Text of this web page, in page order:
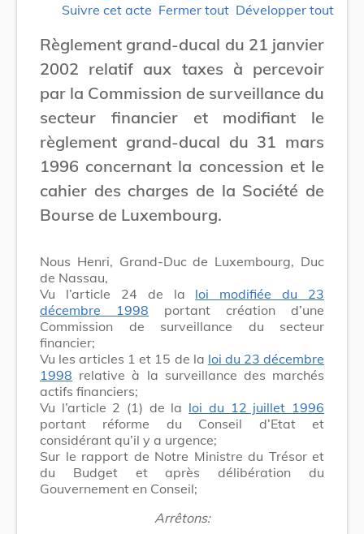
Suivre cet acte Fermer tout Développer tout
Règlement grand-ducal du 21 janvier
2002 relatif aux taxes à percevoir
par la Commission de surveillance du
secteur financier et modifiant le
règlement grand-ducal du 31 mars
1996 concernant la concession et le
cahier des charges de la Société de
Bourse de Luxembourg.
Nous Henri, Grand-Duc de Luxembourg, Duc
de Nassau,
Vu l’article 24 de la loi modifiée du 23
décembre 1998 portant création d’une
Commission de surveillance du secteur
financier;
Vu les articles 1 et 15 de la loi du 23 décembre
1998 relative à la surveillance des marchés
actifs financiers;
Vu l’article 2 (1) de la loi du 12 juillet 1996
portant réforme du Conseil d’Etat et
considérant qu’il y a urgence;
Sur le rapport de Notre Ministre du Trésor et
du Budget et après délibération du
Gouvernement en Conseil;
Arrêtons: